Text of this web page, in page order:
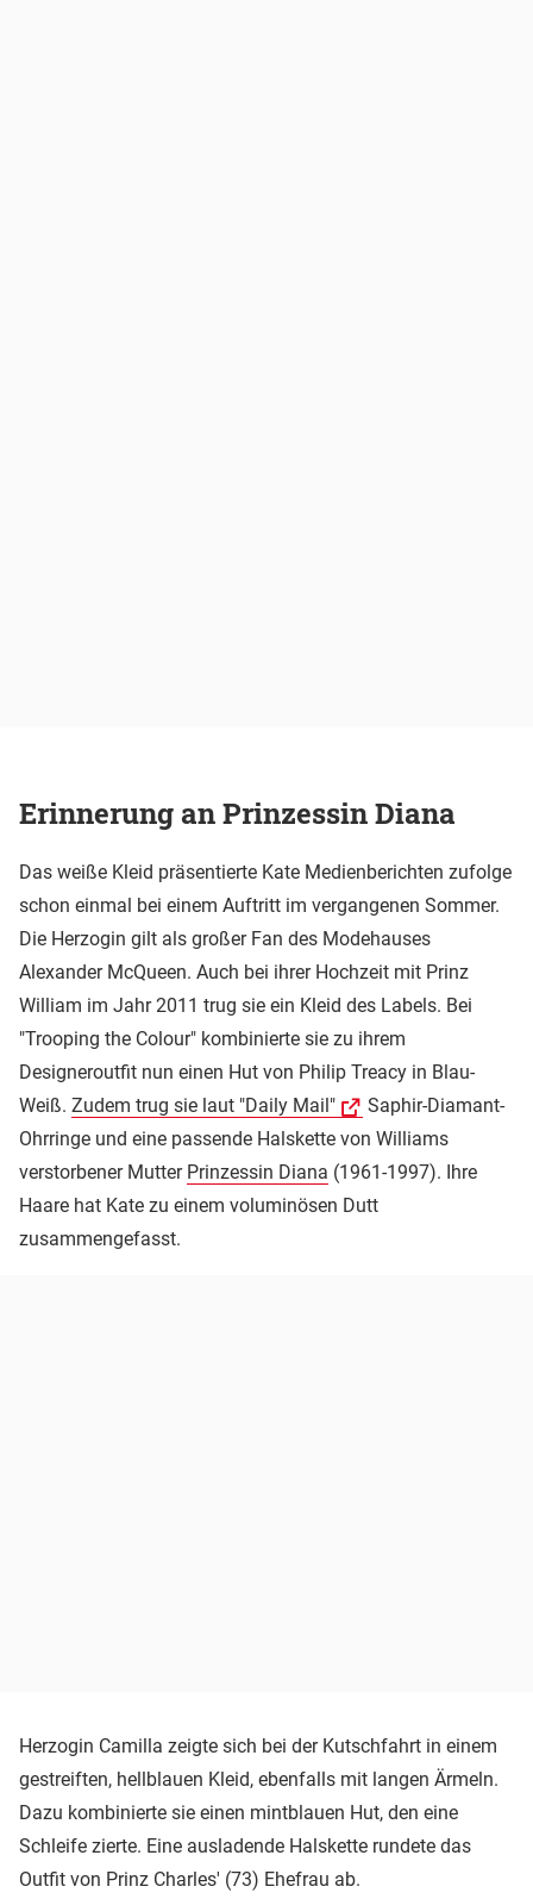
Erinnerung an Prinzessin Diana
Das weiße Kleid präsentierte Kate Medienberichten zufolge
schon einmal bei einem Auftritt im vergangenen Sommer.
Die Herzogin gilt als großer Fan des Modehauses
Alexander McQueen. Auch bei ihrer Hochzeit mit Prinz
William im Jahr 2011 trug sie ein Kleid des Labels. Bei
"Trooping the Colour" kombinierte sie zu ihrem
Designeroutfit nun einen Hut von Philip Treacy in Blau-
Weiß. Zudem trug sie laut "Daily Mail"
Saphir-Diamant-
Ohrringe und eine passende Halskette von Williams
verstorbener Mutter Prinzessin Diana (1961-1997). Ihre
Haare hat Kate zu einem voluminösen Dutt
zusammengefasst.
Herzogin Camilla zeigte sich bei der Kutschfahrt in einem
gestreiften, hellblauen Kleid, ebenfalls mit langen Ärmeln.
Dazu kombinierte sie einen mintblauen Hut, den eine
Schleife zierte. Eine ausladende Halskette rundete das
Outfit von Prinz Charles' (73) Ehefrau ab.